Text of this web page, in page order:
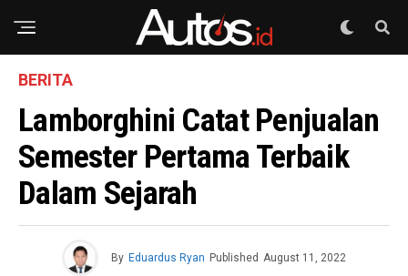
BERITA
Lamborghini Catat Penjualan
Semester Pertama Terbaik
Dalam Sejarah
By Eduardus Ryan Published August 11, 2022